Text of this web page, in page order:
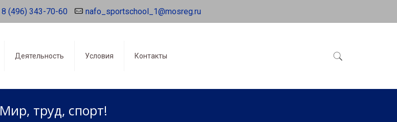
8 (496) 343-70-60 nafo_sportschool_1@mosreg.ru
Деятельность Условия Контакты
Мир, труд, спорт!